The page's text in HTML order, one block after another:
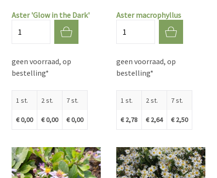
Aster 'Glow in the Dark'
geen voorraad, op
bestelling*
1 st.
€ 0,00
2 st.
€ 0,00
7 st.
€ 0,00
Aster macrophyllus
geen voorraad, op
bestelling*
1 st.
€ 2,78
2 st.
€ 2,64
7 st.
€ 2,50